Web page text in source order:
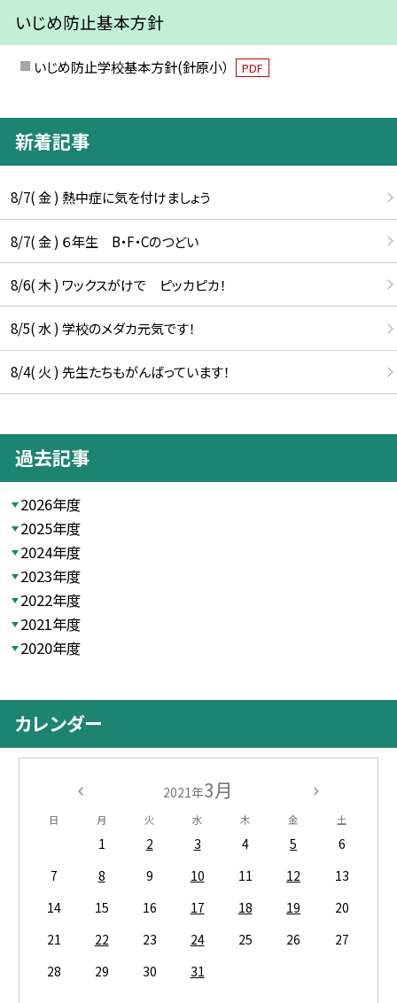
いじめ防止基本方針
いじめ防止学校基本方針(針原小） PDF
新着記事
8/7( 金 ) 熱中症に気を付けましょう
8/7( 金 ) ６年生 B・F・Cのつどい
8/6( 木 ) ワックスがけで ピッカピカ！
8/5( 水 ) 学校のメダカ元気です！
8/4( 火 ) 先生たちもがんばっています！
過去記事
2026年度
2025年度
2024年度
2023年度
2022年度
2021年度
2020年度
カレンダー
2021年3月
日 月 火 水 木 金 土
1 2 3 4 5
6
7
8 9 10 11 12
13
14
15 16 17 18 19
20
21
22 23 24 25 26
27
28
29 30 31